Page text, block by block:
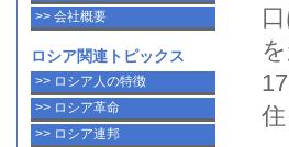
>> 会社概要
ロシア関連トピックス
>> ロシア人の特徴
>> ロシア革命
>> ロシア連邦